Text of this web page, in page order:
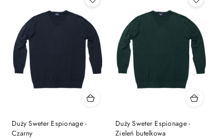
Duży Sweter Espionage -
Czarny
Duży Sweter Espionage -
Zieleń butelkowa